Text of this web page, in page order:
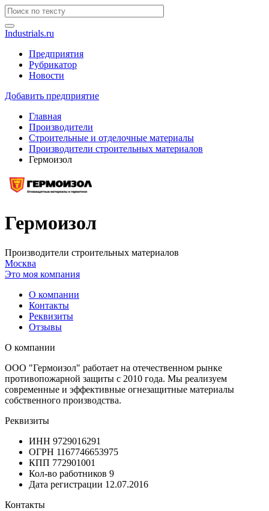
Industrials.ru
Предприятия
Рубрикатор
Новости
Добавить предприятие
Главная
Производители
Строительные и отделочные материалы
Производители строительных материалов
Гермоизол
Гермоизол
Производители строительных материалов
Москва
Это моя компания
О компании
Контакты
Реквизиты
Отзывы
О компании
ООО "Гермоизол" работает на отечественном рынке
противопожарной защиты с 2010 года. Мы реализуем
современные и эффективные огнезащитные материалы
собственного производства.
Реквизиты
ИНН 9729016291
ОГРН 1167746653975
КПП 772901001
Кол-во работников 9
Дата регистрации 12.07.2016
Контакты